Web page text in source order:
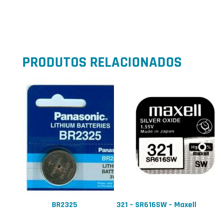
PRODUTOS RELACIONADOS
BR2325 321 – SR616SW – Maxell